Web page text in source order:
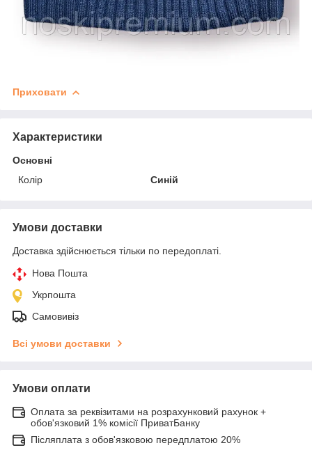
Приховати
Характеристики
Основні
Колір
Синій
Умови доставки
Доставка здійснюється тільки по передоплаті.
Нова Пошта
Укрпошта
Самовивіз
Всі умови доставки
Умови оплати
Оплата за реквізитами на розрахунковий рахунок +
обов'язковий 1% комісії ПриватБанку
Післяплата з обов'язковою передплатою 20%